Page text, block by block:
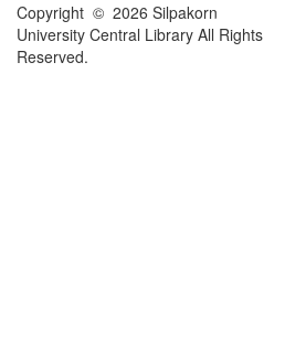
Copyright © 2026 Silpakorn
University Central Library All Rights
Reserved.